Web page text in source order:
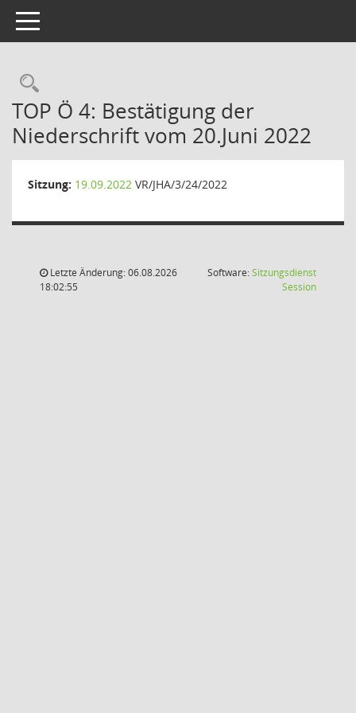
Toggle navigation
Rechercheauswahl
TOP Ö 4: Bestätigung der
Niederschrift vom 20.Juni 2022
Sitzung: 19.09.2022 VR/JHA/3/24/2022
Letzte Änderung: 06.08.2026
18:02:55
Software:Sitzungsdienst
Session(Wird in